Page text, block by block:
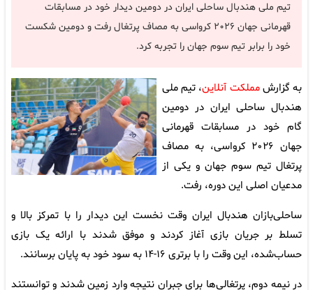
تیم ملی هندبال ساحلی ایران در دومین دیدار خود در مسابقات
قهرمانی جهان ۲۰۲۶ کرواسی به مصاف پرتغال رفت و دومین شکست
خود را برابر تیم سوم جهان را تجربه کرد.
به گزارشمملکت آنلاین، تیم ملی
هندبال ساحلی ایران در دومین
گام خود در مسابقات قهرمانی
جهان ۲۰۲۶ کرواسی، به مصاف
پرتغال تیم سوم جهان و یکی از
مدعیان اصلی این دوره، رفت.
ساحلی‌بازان هندبال ایران وقت نخست این دیدار را با تمرکز بالا و
تسلط بر جریان بازی آغاز کردند و موفق شدند با ارائه یک بازی
حساب‌شده، این وقت را با برتری ۱۶-۱۴ به سود خود به پایان برسانند.
در نیمه دوم، پرتغالی‌ها برای جبران نتیجه وارد زمین شدند و توانستند